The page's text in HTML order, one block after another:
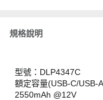
規格說明
型號：DLP4347C
額定容量(USB-C/USB-
2550mAh @12V